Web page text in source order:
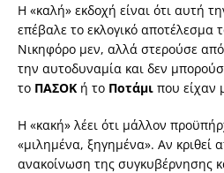
Η «καλή» εκδοχή είναι ότι αυτή
επέβαλε το εκλογικό αποτέλεσμα
Νικηφόρο μεν, αλλά στερούσε από
την αυτοδυναμία και δεν
το ΠΑΣΟΚ ή το Ποτάμι που είχαν
Η «κακή» λέει ότι μάλλον
«μιλημένα, ξηγημένα». Αν κριθεί
ανακοίνωση της συγκυβέρνησης